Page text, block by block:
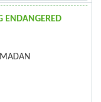
ENDANGERED